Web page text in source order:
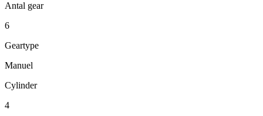
Antal gear
6
Geartype
Manuel
Cylinder
4